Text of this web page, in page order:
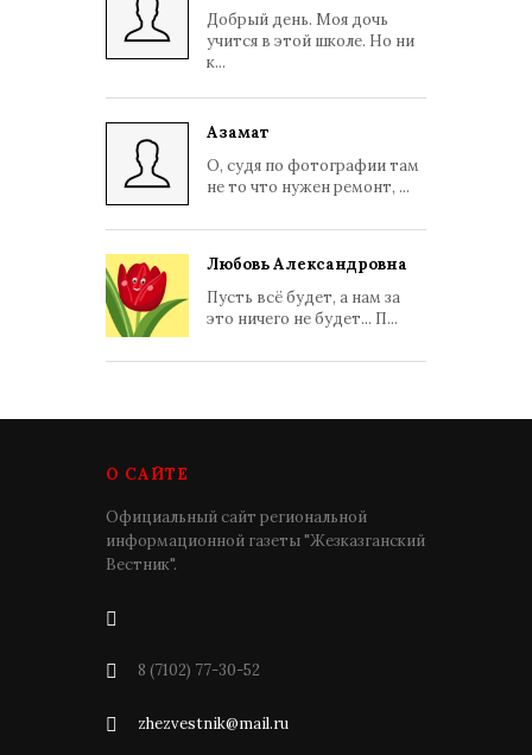
Добрый день. Моя дочь
учится в этой школе. Но ни
к...
Азамат
О, судя по фотографии там
не то что нужен ремонт, ...
Любовь Александровна
Пусть всё будет, а нам за
это ничего не будет... П...
О САЙТЕ
Официальный сайт региональной
информационной газеты "Жезказганский
Вестник".
8 (7102) 77-30-52
zhezvestnik@mail.ru